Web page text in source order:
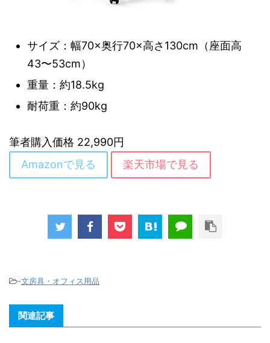
サイズ：幅70×奥行70×高さ130cm（座面高
43〜53cm）
重量：約18.5kg
耐荷重：約90kg
筆者購入価格 22,990円
Amazonで見る
楽天市場で見る
-文房具・オフィス用品
関連記事